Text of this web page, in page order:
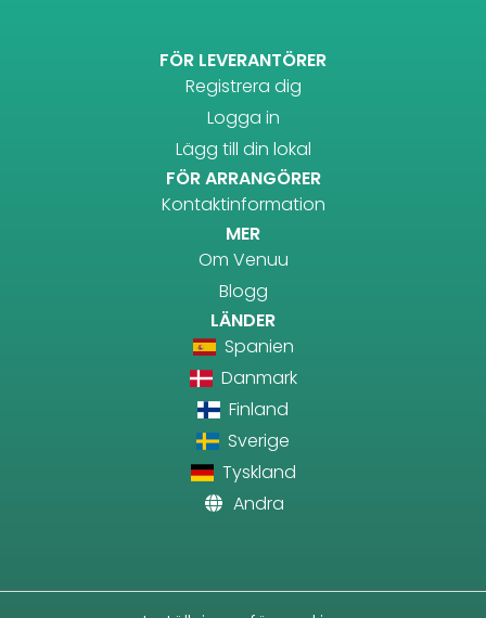
FÖR LEVERANTÖRER
Registrera dig
Logga in
Lägg till din lokal
FÖR ARRANGÖRER
Kontaktinformation
MER
Om Venuu
Blogg
LÄNDER
Spanien
Danmark
Finland
Sverige
Tyskland
Andra